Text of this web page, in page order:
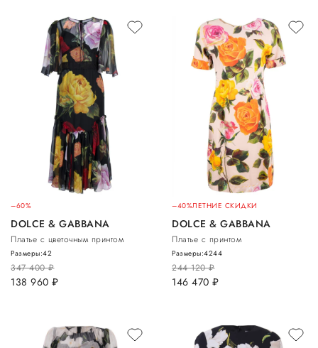
–60%
DOLCE & GABBANA
Платье с цветочным принтом
347 400руб.
138 960 руб.
Размеры:42
–40%ЛЕТНИЕ СКИДКИ
DOLCE & GABBANA
Платье с принтом
244 120руб.
146 470 руб.
Размеры:4244